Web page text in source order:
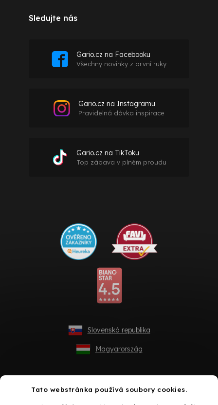
Tato webstránka používá soubory cookies.
Sledujte nás
Gario.cz na Facebooku
Všechny novinky z první ruky
Gario.cz na Instagramu
Pravidelná dávka inspirace
Gario.cz na TikToku
Top zábava v plném proudu
Slovenská republika
Magyarország